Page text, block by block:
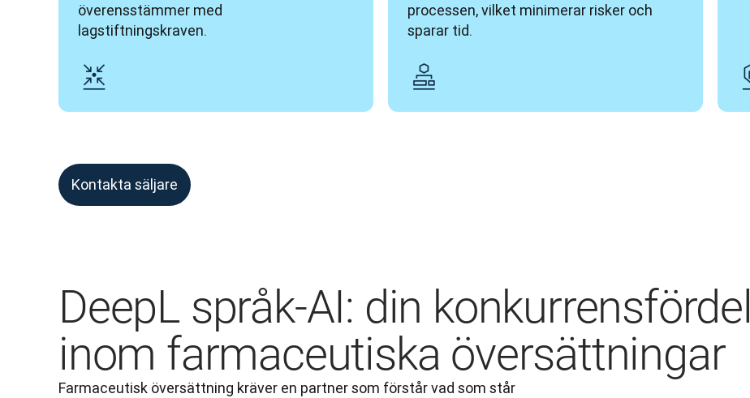
överensstämmer med
lagstiftningskraven.
processen, vilket minimerar risker och
sparar tid.
Kontakta säljare
DeepL språk-AI: din konkurrensfördel
inom farmaceutiska översättningar
Farmaceutisk översättning kräver en partner som förstår vad som står